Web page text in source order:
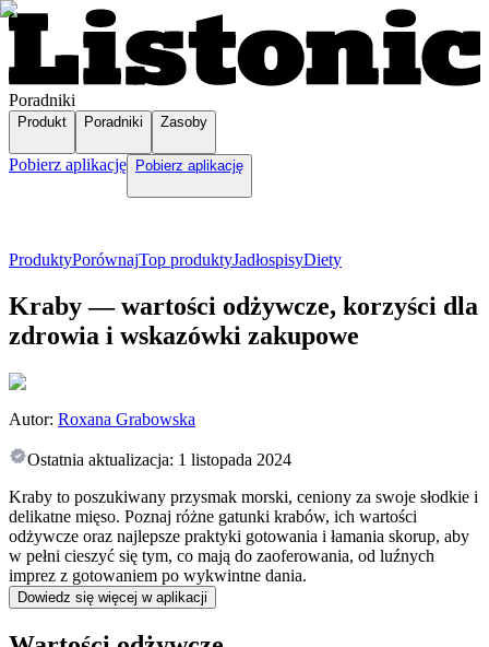
Poradniki
Produkt Poradniki Zasoby
Pobierz aplikację Pobierz aplikację
ProduktyPorównajTop produktyJadłospisyDiety
Kraby — wartości odżywcze, korzyści dla
zdrowia i wskazówki zakupowe
Autor: Roxana Grabowska
Ostatnia aktualizacja: 1 listopada 2024
Kraby to poszukiwany przysmak morski, ceniony za swoje słodkie i
delikatne mięso. Poznaj różne gatunki krabów, ich wartości
odżywcze oraz najlepsze praktyki gotowania i łamania skorup, aby
w pełni cieszyć się tym, co mają do zaoferowania, od luźnych
imprez z gotowaniem po wykwintne dania.
Dowiedz się więcej w aplikacji